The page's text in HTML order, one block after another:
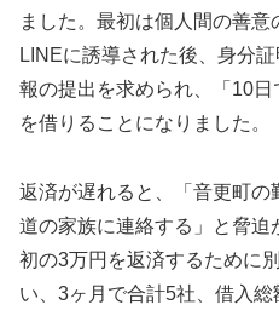
ました。最初は個人間の善意
LINEに誘導された後、身分
報の提出を求められ、「10
を借りることになりました。
返済が遅れると、「音更町
道の家族に連絡する」と脅
初の3万円を返済するために
い、3ヶ月で合計5社、借入